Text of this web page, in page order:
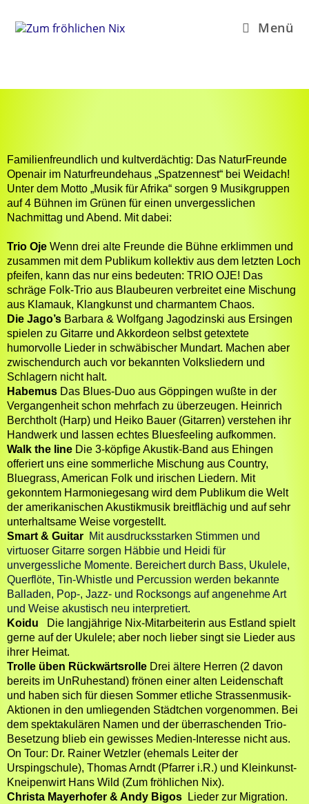
Menü
Familienfreundlich und kultverdächtig: Das NaturFreunde
Openair im Naturfreundehaus „Spatzennest“ bei Weidach!
Unter dem Motto „Musik für Afrika“ sorgen 9 Musikgruppen
auf 4 Bühnen im Grünen für einen unvergesslichen
Nachmittag und Abend. Mit dabei:
Trio Oje Wenn drei alte Freunde die Bühne erklimmen und
zusammen mit dem Publikum kollektiv aus dem letzten Loch
pfeifen, kann das nur eins bedeuten: TRIO OJE! Das
schräge Folk-Trio aus Blaubeuren verbreiteteine Mischung
aus Klamauk, Klangkunst und charmantem Chaos.
Die Jago’s Barbara & Wolfgang Jagodzinski aus Ersingen
spielen zu Gitarre und Akkordeon selbst getextete
humorvolle Lieder in schwäbischer Mundart. Machen aber
zwischendurch auch vor bekannten Volksliedern und
Schlagern nicht halt.
Habemus Das Blues-Duo aus Göppingen wußte in der
Vergangenheit schon mehrfach zu überzeugen. Heinrich
Berchtholt (Harp) und Heiko Bauer (Gitarren) verstehen ihr
Handwerk und lassen echtes Bluesfeeling aufkommen.
Walk the line Die 3-köpfige Akustik-Band aus Ehingen
offeriert uns eine sommerliche Mischung aus Country,
Bluegrass, American Folk und irischen Liedern. Mit
gekonntem Harmoniegesang wird dem Publikum die Welt
der amerikanischen Akustikmusik breitflächig und auf sehr
unterhaltsame Weise vorgestellt.
Smart & Guitar Mit ausdrucksstarken Stimmen und
virtuoser Gitarre sorgen Häbbie und Heidi für
unvergessliche Momente. Bereichert durch Bass, Ukulele,
Querflöte, Tin-Whistle und Percussion werden bekannte
Balladen, Pop-, Jazz- und Rocksongs auf angenehme Art
und Weise akustisch neu interpretiert.
Koidu
Die langjährige Nix-Mitarbeiterin aus Estland spielt
gerne auf der Ukulele; aber noch lieber singt sie Lieder aus
ihrer Heimat.
Trolle üben Rückwärtsrolle Drei ältere Herren (2 davon
bereits im UnRuhestand) frönen einer alten Leidenschaft
und haben sich für diesen Sommer etliche Strassenmusik-
Aktionen in den umliegenden Städtchen vorgenommen. Bei
dem spektakulären Namen und der überraschenden Trio-
Besetzung blieb ein gewisses Medien-Interesse nicht aus.
On Tour: Dr. Rainer Wetzler (ehemals Leiter der
Urspingschule), Thomas Arndt (Pfarrer i.R.) und Kleinkunst-
Kneipenwirt Hans Wild (Zum fröhlichen Nix).
Christa Mayerhofer & Andy Bigos Lieder zur Migration.